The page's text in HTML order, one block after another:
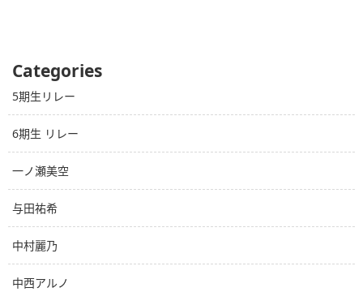
Categories
5期生リレー
6期生 リレー
一ノ瀬美空
与田祐希
中村麗乃
中西アルノ